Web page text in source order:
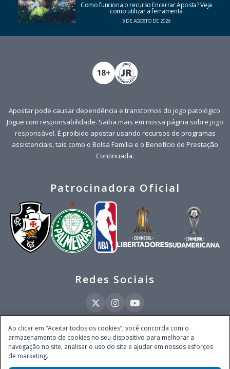
Como funciona o recurso Encerrar Aposta? Veja
como utilizar a ferramenta
5 DE AGOSTO DE 2026
Apostar pode causar dependência e transtornos do jogo patológico.
Jogue com responsabilidade. Saiba mais em nossa página sobre jogo
responsável. É proibido apostar usando recursos de programas
assistenciais, tais como o Bolsa Família e o Benefício de Prestação
Continuada.
Patrocinadora Oficial
Redes Sociais
Este site é operado pela Ventmear Brasil LTDA (CNPJ 52.868.380/0001-84), com
endereço na Avenida Brigadeiro Faria Lima, nº 4.055, 3º andar, Itaim Bibi, no
Município de São Paulo, Estado de São Paulo, CEP 04538-133, Brasil - empresa
autorizada a operar apostas de quota fixa em todo território nacional pela
Ao clicar em “Aceitar todos os cookies”, você concorda com o
armazenamento de cookies no seu dispositivo para melhorar a
navegação no site, analisar o uso do site e ajudar em nossos esforços
de marketing.